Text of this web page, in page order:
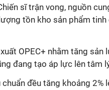
sĩ trận vong, nguồn
tồn kho sản phẩm tinh
OPEC+ nhằm tăng
đang tạo áp lực lên tâm
đều tăng khoảng